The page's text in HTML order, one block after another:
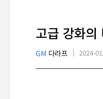
고급 강화
GM 다라프 2024-